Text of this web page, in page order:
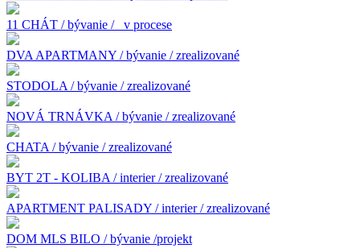
11 CHÁT / bývanie / v procese
DVA APARTMANY / bývanie / zrealizované
STODOLA / bývanie / zrealizované
NOVÁ TRNÁVKA / bývanie / zrealizované
CHATA / bývanie / zrealizované
BYT 2T - KOLIBA / interier / zrealizované
APARTMENT PALISADY / interier / zrealizované
DOM MLS BILO / bývanie /projekt